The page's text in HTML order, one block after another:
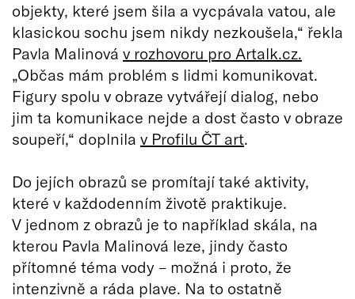
objekty, které jsem šila a vycpávala vatou, ale
klasickou sochu jsem nikdy nezkoušela,“ řekla
Pavla Malinová v rozhovoru pro Artalk.cz.
„Občas mám problém s lidmi komunikovat.
Figury spolu v obraze vytvářejí dialog, nebo
jim ta komunikace nejde a dost často v obraze
soupeří,“ doplnila v Profilu ČT art.
Do jejích obrazů se promítají také aktivity,
které v každodenním životě praktikuje.
V jednom z obrazů je to například skála, na
kterou Pavla Malinová leze, jindy často
přítomné téma vody – možná i proto, že
intenzivně a ráda plave. Na to ostatně